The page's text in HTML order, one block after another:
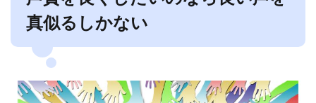
真似るしかない